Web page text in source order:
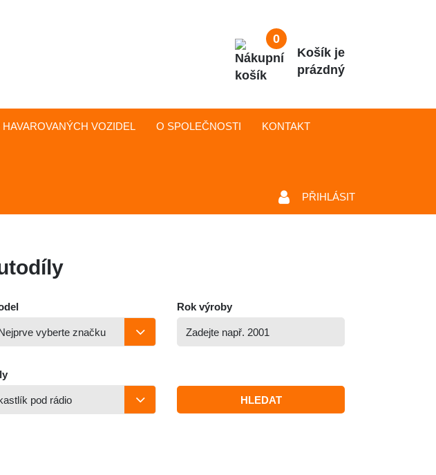
HAVAROVANÝCH VOZIDEL O SPOLEČNOSTI KONTAKT
PŘIHLÁSIT
0
Košík je
prázdný
Rok výroby
HLEDAT